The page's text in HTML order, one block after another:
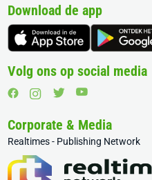
Download de app
Volg ons op social media
Corporate & Media
Realtimes - Publishing Network